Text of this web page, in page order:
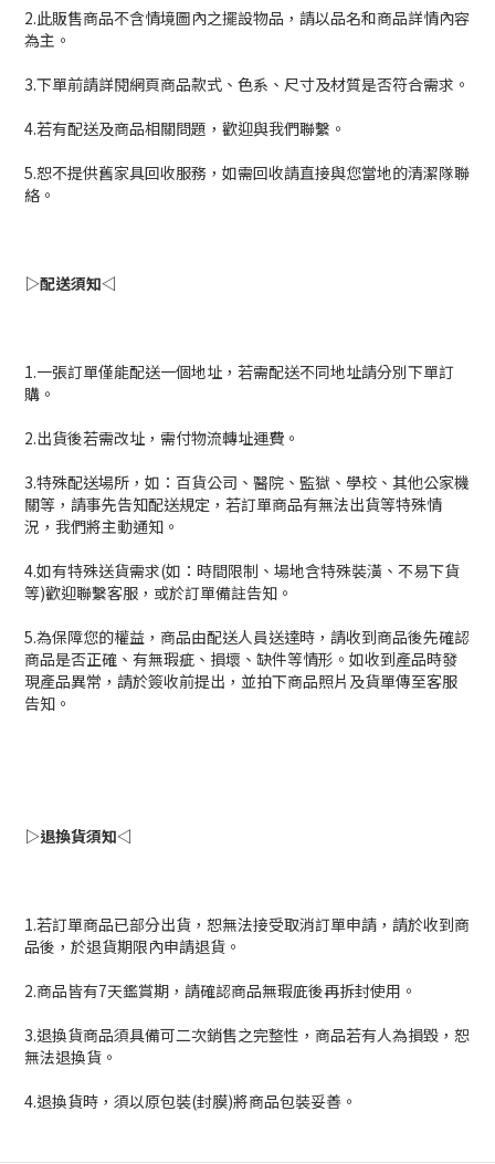
2.此販售商品不含情境圖內之擺設物品，請以品名和商品詳情內容
為主。
3.下單前請詳閱網頁商品款式、色系、尺寸及材質是否符合需求。
4.若有配送及商品相關問題，歡迎與我們聯繫。
5.恕不提供舊家具回收服務，如需回收請直接與您當地的清潔隊聯
絡。
▷配送須知◁
1.一張訂單僅能配送一個地址，若需配送不同地址請分別下單訂
購。
2.出貨後若需改址，需付物流轉址運費。
3.特殊配送場所，如：百貨公司、醫院、監獄、學校、其他公家機
關等，請事先告知配送規定，若訂單商品有無法出貨等特殊情
況，我們將主動通知。
4.如有特殊送貨需求(如：時間限制、場地含特殊裝潢、不易下貨
等)歡迎聯繫客服，或於訂單備註告知。
5.為保障您的權益，商品由配送人員送達時，請收到商品後先確認
商品是否正確、有無瑕疵、損壞、缺件等情形。如收到產品時發
現產品異常，請於簽收前提出，並拍下商品照片及貨單傳至客服
告知。
▷退換貨須知◁
1.若訂單商品已部分出貨，恕無法接受取消訂單申請，請於收到商
品後，於退貨期限內申請退貨。
2.商品皆有7天鑑賞期，請確認商品無瑕庛後再拆封使用。
3.退換貨商品須具備可二次銷售之完整性，商品若有人為損毀，恕
無法退換貨。
4.退換貨時，須以原包裝(封膜)將商品包裝妥善。